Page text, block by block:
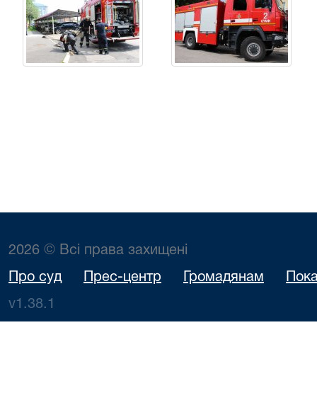
2026 © Всі права захищені
Про суд Прес-центр Громадянам
v1.38.1